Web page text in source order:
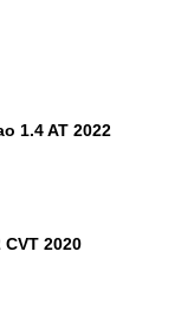
1.4 AT 2022
2020